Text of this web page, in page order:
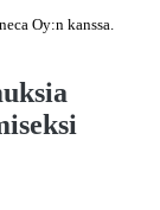
Oy:n kanssa.